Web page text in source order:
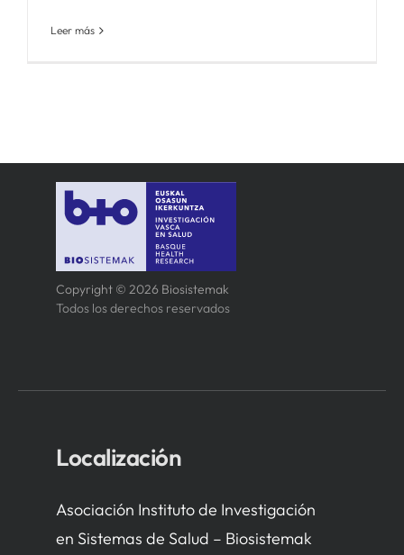
Leer más
Copyright © 2026 Biosistemak
Todos los derechos reservados
Localización
Asociación Instituto de Investigación
en Sistemas de Salud – Biosistemak